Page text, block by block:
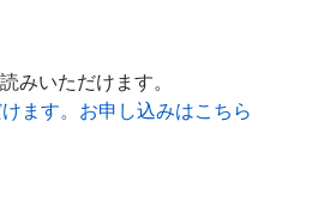
みいただけます。
ます。お申し込みはこちら